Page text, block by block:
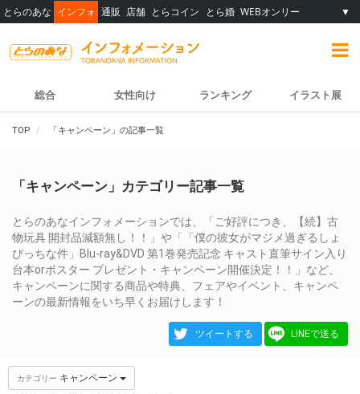
とらのあな インフォ 通販 店舗 とらコイン とら婚 WEBオンリー ▼
総合 女性向け ランキング イラスト展
TOP 「キャンペーン」の記事一覧
「キャンペーン」カテゴリー記事一覧
とらのあなインフォメーションでは、「ご好評につき、【続】古
物玩具 開封品減額無し！！」や「「僕の彼女がマジメ過ぎるしょ
びっちな件」Blu-ray&DVD 第1巻発売記念 キャスト直筆サイン入り
台本orポスター プレゼント・キャンペーン開催決定！！」など、
キャンペーンに関する商品や特典、フェアやイベント、キャンペ
ーンの最新情報をいち早くお届けします！
ツイートする LINEで送る
カテゴリー キャンペーン